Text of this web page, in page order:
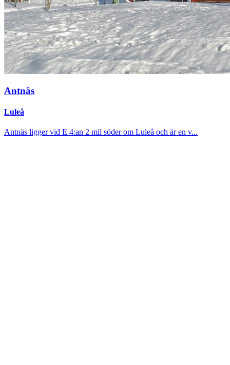
Antnäs
Luleå
Antnäs ligger vid E 4:an 2 mil söder om Luleå och är en v...